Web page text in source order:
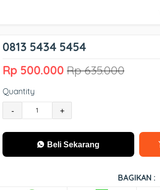
0813 5434 5454
Rp 500.000 Rp 635.000
Quantity
- +
Beli Sekarang
BAGIKAN :